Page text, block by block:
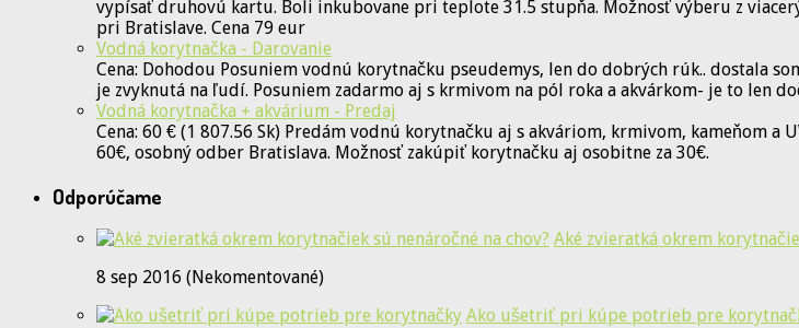
vypísať druhovú kartu. Boli inkubovane pri teplote 31.5 stupňa. Možnosť výberu z
pri Bratislave. Cena 79 eur
Vodná korytnačka - Darovanie
Cena: Dohodou Posuniem vodnú korytnačku pseudemys, len do dobrých rúk.. dostala
je zvyknutá na ľudí. Posuniem zadarmo aj s krmivom na pól roka a akvárkom- je to len
Vodná korytnačka + akvárium - Predaj
Cena: 60 € (1 807.56 Sk) Predám vodnú korytnačku aj s akváriom, krmivom, kameňom a
60€, osobný odber Bratislava. Možnosť zakúpiť korytnačku aj osobitne za 30€.
Odporúčame
Aké zvieratká okrem
8 sep 2016 (Nekomentované)
Ako ušetriť pri kúpe potrieb pre